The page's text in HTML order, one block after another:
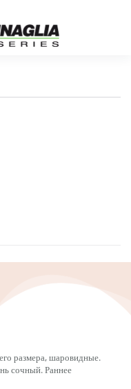
размера, шаровидные.
сочный. Раннее